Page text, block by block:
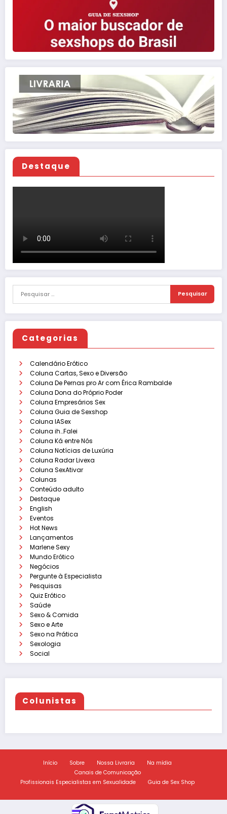
Destaque
Categorias
Calendário Erótico
Coluna Cartas, Sexo e Diversão
Coluna De Pernas pro Ar com Érica Rambalde
Coluna Dona do Próprio Poder
Coluna Empresários Sex
Coluna Guia de Sexshop
Coluna IASex
Coluna ih…Falei
Coluna Ká entre Nós
Coluna Notícias de Luxúria
Coluna Radar Livexa
Coluna SexAtivar
Colunas
Conteúdo adulto
Destaque
English
Eventos
Hot News
Lançamentos
Marlene Sexy
Mundo Erótico
Negócios
Pergunte à Especialista
Pesquisas
Quiz Erótico
Saúde
Sexo & Comida
Sexo e Arte
Sexo na Prática
Sexologia
Social
Colunistas
Início Sobre Nossa Livraria
Na mídia
Canais de Comunicação
Profissionais Especialistas em Sexualidade
Guia de Sex Shop